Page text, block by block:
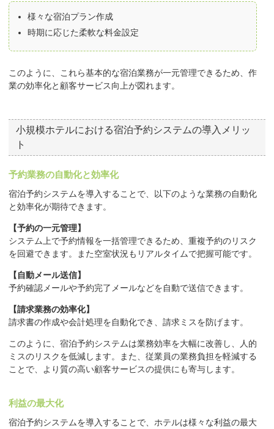
様々な宿泊プラン作成
時期に応じた柔軟な料金設定
このように、これら基本的な宿泊業務が一元管理できるため、作
業の効率化と顧客サービス向上が図れます。
小規模ホテルにおける宿泊予約システムの導入メリッ
ト
予約業務の自動化と効率化
宿泊予約システムを導入することで、以下のような業務の自動化
と効率化が期待できます。
【予約の一元管理】
システム上で予約情報を一括管理できるため、重複予約のリスク
を回避できます。また空室状況もリアルタイムで把握可能です。
【自動メール送信】
予約確認メールや予約完了メールなどを自動で送信できます。
【請求業務の効率化】
請求書の作成や会計処理を自動化でき、請求ミスを防げます。
このように、宿泊予約システムは業務効率を大幅に改善し、人的
ミスのリスクを低減します。また、従業員の業務負担を軽減する
ことで、より質の高い顧客サービスの提供にも寄与します。
利益の最大化
宿泊予約システムを導入することで、ホテルは様々な利益の最大